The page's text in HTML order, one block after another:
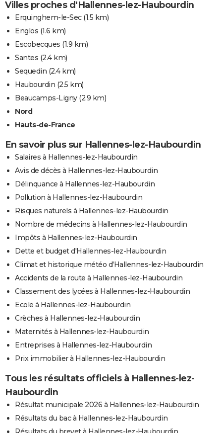
Villes proches d'Hallennes-lez-Haubourdin
Erquinghem-le-Sec(1.5 km)
Englos (1.6 km)
Escobecques (1.9 km)
Santes (2.4 km)
Sequedin (2.4 km)
Haubourdin (2.5 km)
Beaucamps-Ligny(2.9 km)
Nord
Hauts-de-France
En savoir plus sur Hallennes-lez-Haubourdin
Salaires à Hallennes-lez-Haubourdin
Avis de décès à Hallennes-lez-Haubourdin
Délinquance à Hallennes-lez-Haubourdin
Pollution à Hallennes-lez-Haubourdin
Risques naturels à Hallennes-lez-Haubourdin
Nombre de médecins à Hallennes-lez-Haubourdin
Impôts à Hallennes-lez-Haubourdin
Dette et budget d'Hallennes-lez-Haubourdin
Climat et historique météo d'Hallennes-lez-Haubourdin
Accidents de la route à Hallennes-lez-Haubourdin
Classement des lycées à Hallennes-lez-Haubourdin
Ecole à Hallennes-lez-Haubourdin
Crèches à Hallennes-lez-Haubourdin
Maternités à Hallennes-lez-Haubourdin
Entreprises à Hallennes-lez-Haubourdin
Prix immobilier à Hallennes-lez-Haubourdin
Tous les résultats officiels à Hallennes-lez-
Haubourdin
Résultat municipale 2026 à Hallennes-lez-Haubourdin
Résultats du bac à Hallennes-lez-Haubourdin